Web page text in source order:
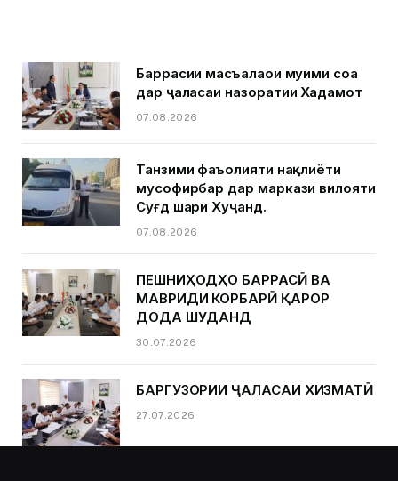
Баррасии масъалаҳои муҳими соҳа
дар ҷаласаи назоратии Хадамот
07.08.2026
Танзими фаъолияти нақлиёти
мусофирбар дар маркази вилояти
Суғд шаҳри Хуҷанд.
07.08.2026
ПЕШНИҲОДҲО БАРРАСӢ ВА
МАВРИДИ КОРБАРӢ ҚАРОР
ДОДА ШУДАНД
30.07.2026
БАРГУЗОРИИ ҶАЛАСАИ ХИЗМАТӢ
27.07.2026